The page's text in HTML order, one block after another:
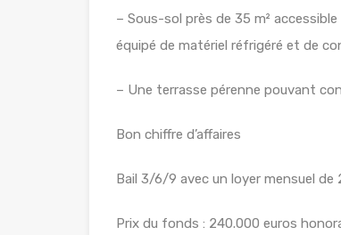
– Sous-sol près de 35 m²
équipé de matériel réfrigéré et de
– Une terrasse pérenne pouvant
Bon chiffre d’affaires
Bail 3/6/9 avec un loyer mensuel de
Prix du fonds : 240.000 euros